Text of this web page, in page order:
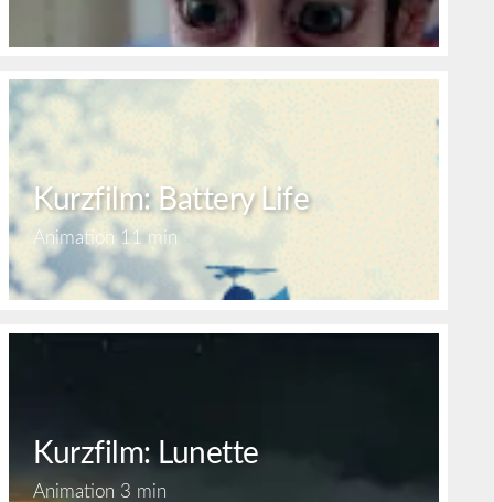
Kurzfilm: Battery Life
Animation 11 min
Kurzfilm: Lunette
Animation 3 min